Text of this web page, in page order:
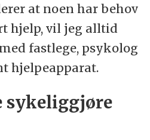
at noen har behov
hjelp, vil jeg alltid
fastlege, psykolog
hjelpeapparat.
sykeliggjøre